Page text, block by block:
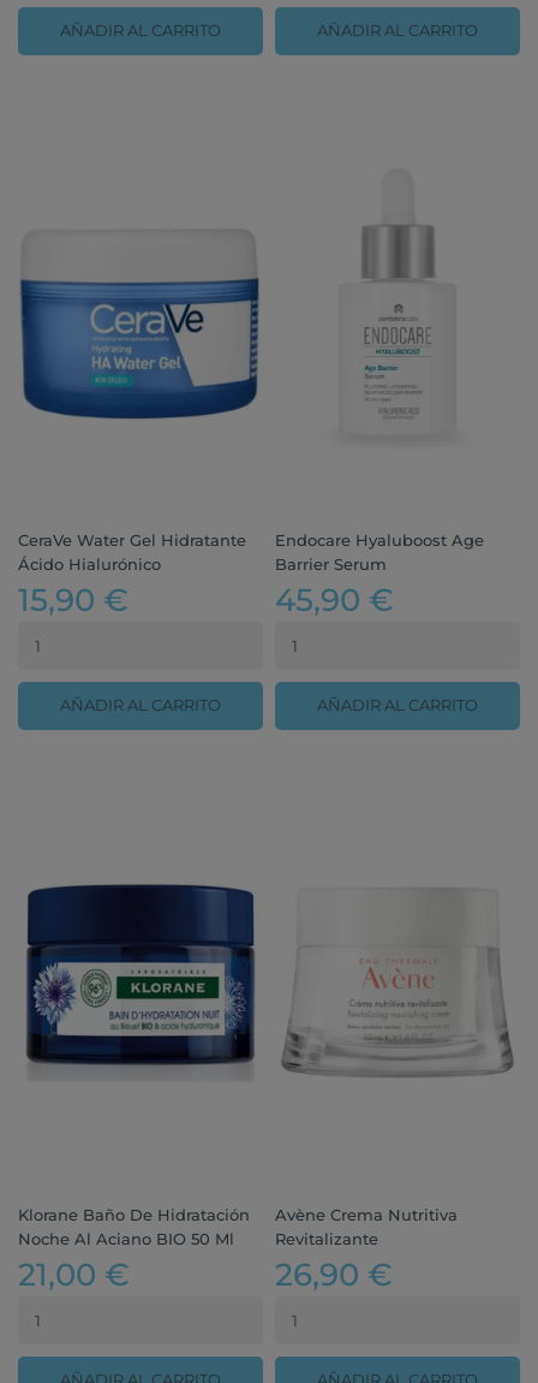
AÑADIR AL CARRITO AÑADIR AL CARRITO
CeraVe Water Gel Hidratante
Ácido Hialurónico
15,90 €
AÑADIR AL CARRITO
Endocare Hyaluboost Age
Barrier Serum
45,90 €
AÑADIR AL CARRITO
Klorane Baño De Hidratación
Noche Al Aciano BIO 50 Ml
21,00 €
Avène Crema Nutritiva
Revitalizante
26,90 €